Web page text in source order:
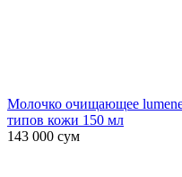
Молочко очищающее
типов кожи 150 мл
143 000 сум